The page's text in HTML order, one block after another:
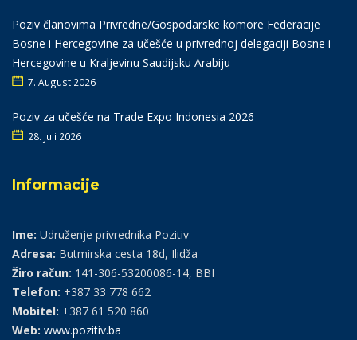
Poziv članovima Privredne/Gospodarske komore Federacije
Bosne i Hercegovine za učešće u privrednoj delegaciji Bosne i
Hercegovine u Kraljevinu Saudijsku Arabiju
7. August 2026
Poziv za učešće na Trade Expo Indonesia 2026
28. Juli 2026
Informacije
Ime: Udruženje privrednika Pozitiv
Adresa: Butmirska cesta 18d, Ilidža
Žiro račun: 141-306-53200086-14, BBI
Telefon: +387 33 778 662
Mobitel: +387 61 520 860
Web: www.pozitiv.ba